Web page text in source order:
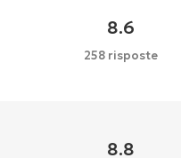
8.6
258 risposte
8.8